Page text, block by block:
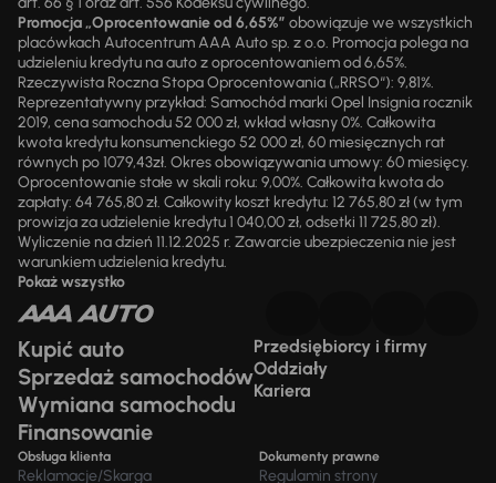
Promocja „Oprocentowanie od 6,65%” obowiązuje we wszystkich
placówkach Autocentrum AAA Auto sp. z o.o. Promocja polega na
udzieleniu kredytu na auto z oprocentowaniem od 6,65%.
Rzeczywista Roczna Stopa Oprocentowania („RRSO“): 9,81%.
Reprezentatywny przykład: Samochód marki Opel Insignia rocznik
2019, cena samochodu 52 000 zł, wkład własny 0%. Całkowita
kwota kredytu konsumenckiego 52 000 zł, 60 miesięcznych rat
równych po 1079,43zł. Okres obowiązywania umowy: 60 miesięcy.
Oprocentowanie stałe w skali roku: 9,00%. Całkowita kwota do
zapłaty: 64 765,80 zł. Całkowity koszt kredytu: 12 765,80 zł (w tym
prowizja za udzielenie kredytu 1 040,00 zł, odsetki 11 725,80 zł).
Wyliczenie na dzień 11.12.2025 r. Zawarcie ubezpieczenia nie jest
warunkiem udzielenia kredytu.
Pokaż wszystko
Kupić auto
Sprzedaż samochodów
Wymiana samochodu
Finansowanie
Przedsiębiorcy i firmy
Oddziały
Kariera
Obsługa klienta
Reklamacje/Skarga
Dokumenty prawne
Regulamin strony